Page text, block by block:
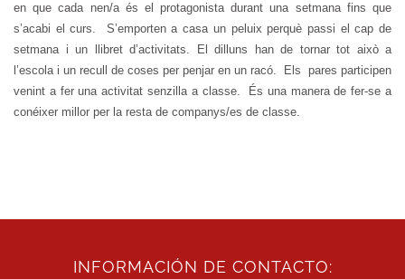
en que cada nen/a és el protagonista durant una setmana fins que
s’acabi el curs. S’emporten a casa un peluix perquè passi el cap de
setmana i un llibret d’activitats. El dilluns han de tornar tot això a
l’escola i un recull de coses per penjar en un racó. Els pares participen
venint a fer una activitat senzilla a classe. És una manera de fer-se a
conéixer millor per la resta de companys/es de classe.
INFORMACIÓN DE CONTACTO: